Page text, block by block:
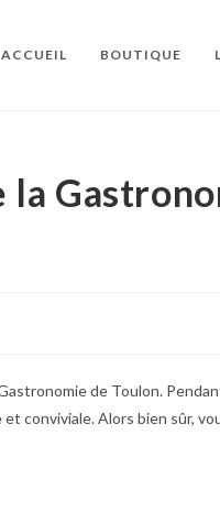
ACCUEIL BOUTIQUE
la
de Toulon.
conviviale. Alors bien sûr,